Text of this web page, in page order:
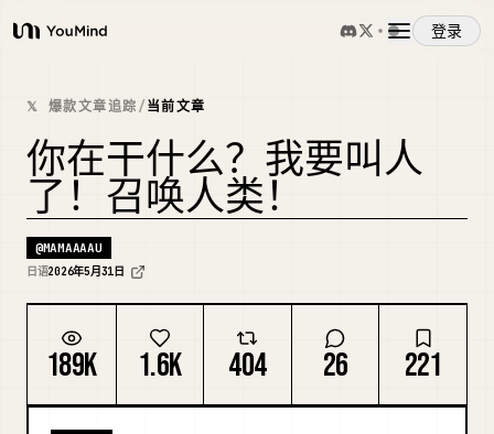
YouMind
登录
概览
使用案例
技能
提示词
定价
𝕏 爆款文章追踪/当前文章
你在干什么？我要叫人
了！召唤人类！
@MAMAAAAU
日语2026年5月31日
189K 1.6K 404 26 221